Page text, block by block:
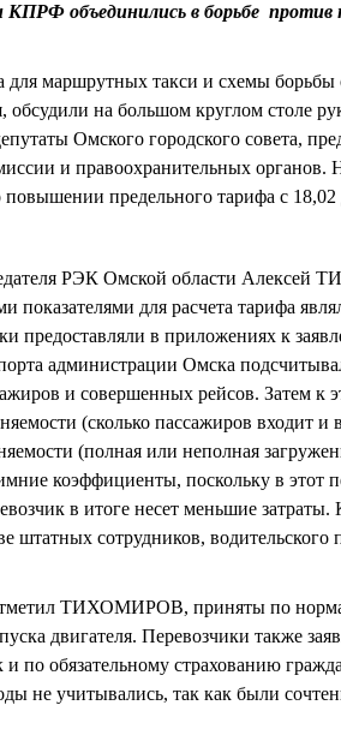
КПРФ объединились в борьбе против
маршрутных такси и схемы борьбы
обсудили на большом круглом столе
Омского городского совета,
и правоохранительных
предельного тарифа с 18,02
РЭК Омской области Алексей
показателями для расчета тарифа
предоставляли в приложениях к
администрации Омска
и совершенных рейсов. Затем к
(сколько пассажиров входит
(полная или неполная
коэффициенты, поскольку в этот
в итоге несет меньшие
штатных сотрудников, водительского
ТИХОМИРОВ, приняты по
двигателя. Перевозчики также
и по обязательному страхованию
не учитывались, так как были